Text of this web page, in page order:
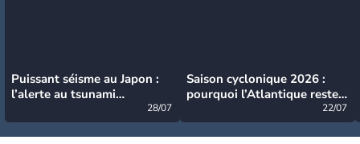
Puissant séisme au Japon :
l’alerte au tsunami
28/07
Saison cyclonique 2026 :
pourquoi l’Atlantique reste
22/07